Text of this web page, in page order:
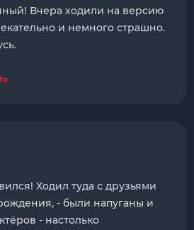
Вчера ходили на версию
и немного страшно.
Ходил туда с друзьями
- были напуганы и
- настолько